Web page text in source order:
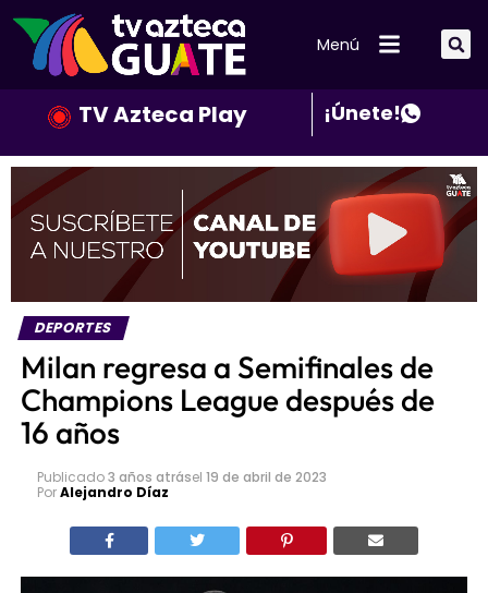
Menú
TV Azteca Play ¡Únete!
DEPORTES
Milan regresa a Semifinales de
Champions League después de
16 años
Publicado3 años atrás